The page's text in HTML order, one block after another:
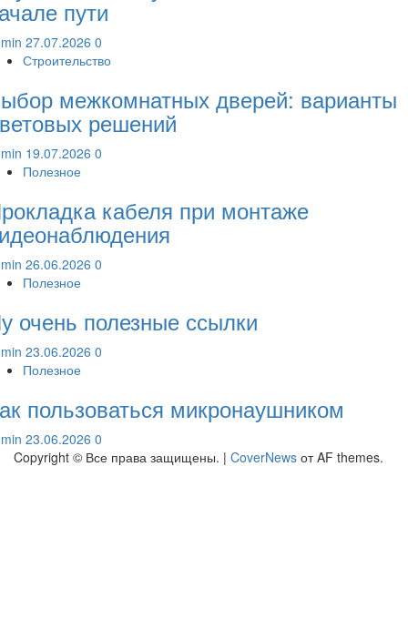
пути
27.07.2026 0
Строительство
межкомнатных дверей: варианты
решений
19.07.2026 0
Полезное
кабеля при монтаже
26.06.2026 0
Полезное
очень полезные ссылки
23.06.2026 0
Полезное
пользоваться микронаушником
23.06.2026 0
Copyright © Все права защищены. | CoverNews от AF themes.